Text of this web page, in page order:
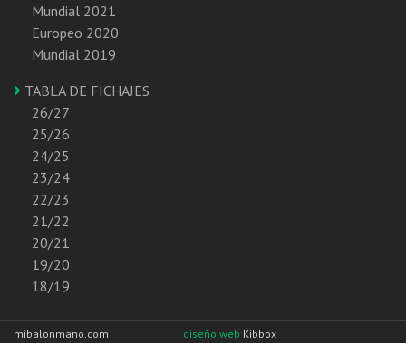
Mundial 2021
Europeo 2020
Mundial 2019
TABLA DE FICHAJES
26/27
25/26
24/25
23/24
22/23
21/22
20/21
19/20
18/19
mibalonmano.com diseño web Kibbox